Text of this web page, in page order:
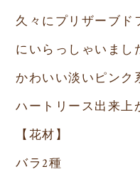
久々にプリザーブド
にいらっしゃいまし
かわいい淡いピンク
ハートリース出来
【花材】
バラ2種